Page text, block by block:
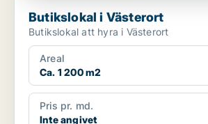
Butikslokal i Västerort
Butikslokal att hyra i Västerort
Areal
Ca. 1 200 m2
Pris pr. md.
Inte angivet